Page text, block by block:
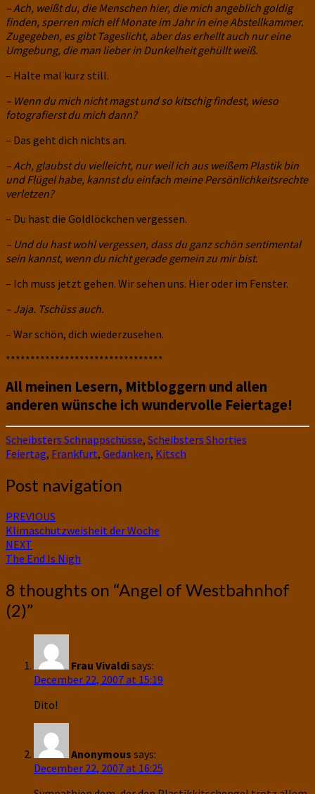
– Ach, weißt du, die Menschen hier, die mich angeblich goldig
finden, sperren mich elf Monate im Jahr in eine Abstellkammer.
Zugegeben, es gibt Tageslicht, aber das erhellt auch nur eine
Umgebung, die man lieber in Dunkelheit gehüllt weiß.
– Halte mal kurz still.
– Wenn du mich nicht magst und so kitschig findest, wieso
fotografierst du mich dann?
– Das geht dich nichts an.
– Ach, glaubst du vielleicht, nur weil ich aus weißem Plastik bin
und Flügel habe, kannst du einfach meine Persönlichkeitsrechte
verletzen?
– Du hast die Goldlöckchen vergessen.
– Und du hast wohl vergessen, dass du ganz schön sentimental
sein kannst, wenn du nicht gerade gemein zu mir bist.
– Ich muss jetzt gehen. Wir sehen uns. Hier oder im Fenster.
– Jaja. Tschüss auch.
– War schön, dich wiederzusehen.
********************************
All meinen Lesern, Mitbloggern und allen
anderen wünsche ich wundervolle Feiertage!
Scheibsters Schnappschüsse, Scheibsters Shorties
Feiertag, Frankfurt, Gedanken, Kitsch
Post navigation
PREVIOUS
Klimaschutzweisheit der Woche
NEXT
The End Is Nigh
8 thoughts on “Angel of Westbahnhof
(2)”
Frau Vivaldisays:
December 22, 2007 at 15:19
Dito!
Anonymous says:
December 22, 2007 at 16:25